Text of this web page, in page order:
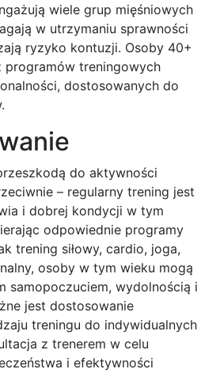
wiele grup mięśniowych
w utrzymaniu sprawności
ryzyko kontuzji. Osoby 40+
programów treningowych
dostosowanych do
do aktywności
– regularny trening jest
i dobrej kondycji w tym
odpowiednie programy
trening siłowy, cardio, joga,
osoby w tym wieku mogą
samopoczuciem, wydolnością i
jest dostosowanie
treningu do indywidualnych
z trenerem w celu
i efektywności